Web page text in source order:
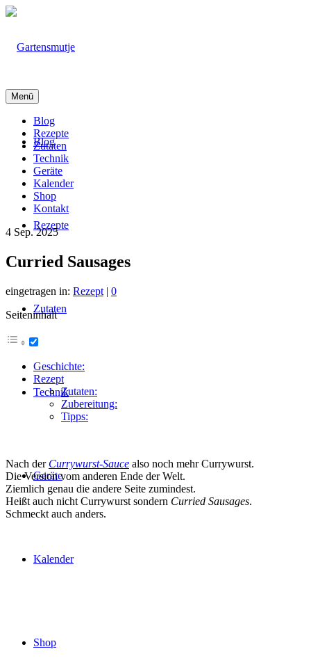
Blog
Rezepte
Zutaten
Technik
Geräte
Kalender
Shop
Menü
Blog
Rezepte
Zutaten
Technik
Geräte
Kalender
Shop
Kontakt
4 Sep. 2025
Curried Sausages
eingetragen in: Rezept | 0
Seiteninhalt
Geschichte:
Rezept
Zutaten:
Zubereitung:
Tipps:
Nach der Currywurst-Sauce also noch mehr Currywurst.
Die Version vom anderen Ende der Welt.
Ziemlich genau die andere Seite zumindest.
Heißt auch nicht Currywurst sondern Curried Sausages.
Schmeckt auch anders.